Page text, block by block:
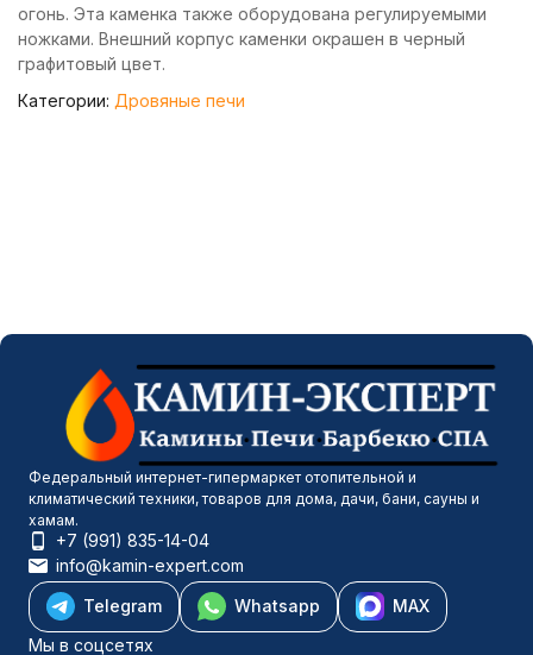
огонь. Эта каменка также оборудована регулируемыми
ножками. Внешний корпус каменки окрашен в черный
графитовый цвет.
Категории: Дровяные печи
Федеральный интернет-гипермаркет отопительной и
климатический техники, товаров для дома, дачи, бани, сауны и
хамам.
+7 (991) 835-14-04
info@kamin-expert.com
Telegram
Whatsapp
MAX
Мы в соцсетях